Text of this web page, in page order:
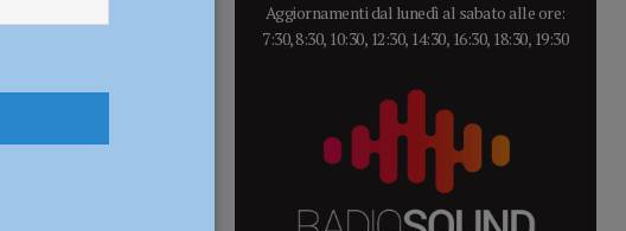
Aggiornamenti dal lunedì al sabato alle ore:
7:30, 8:30, 10:30, 12:30, 14:30, 16:30, 18:30, 19:30